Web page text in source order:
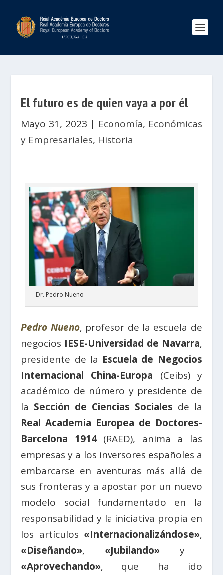
El futuro es de quien vaya a por él
Mayo 31, 2023 | Economía, Económicas
y Empresariales, Historia
Dr. Pedro Nueno
Pedro Nueno, profesor de la escuela de
negocios IESE-Universidad de Navarra,
presidente de la Escuela de Negocios
Internacional China-Europa (Ceibs) y
académico de número y presidente de
la Sección de Ciencias Sociales de la
Real Academia Europea de Doctores-
Barcelona 1914(RAED), anima a las
empresas y a los inversores españoles a
embarcarse en aventuras más allá de
sus fronteras y a apostar por un nuevo
modelo social fundamentado en la
responsabilidad y la iniciativa propia en
los artículos «Internacionalizándose»,
«Diseñando», «Jubilando» y
«Aprovechando», que ha ido